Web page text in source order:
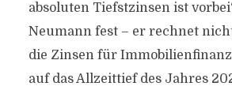
absoluten Tiefstzinsen ist
Neumann fest – er rechnet
die Zinsen für
auf das Allzeittief des Jahres